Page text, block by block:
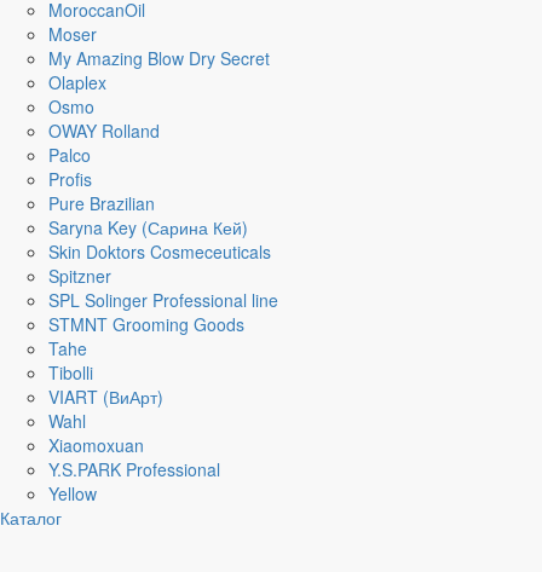
MoroccanOil
Moser
My Amazing Blow Dry Secret
Olaplex
Osmo
OWAY Rolland
Palco
Profis
Pure Brazilian
Saryna Key (Сарина Кей)
Skin Doktors Cosmeceuticals
Spitzner
SPL Solinger Professional line
STMNT Grooming Goods
Tahe
Tibolli
VIART (ВиАрт)
Wahl
Xiaomoxuan
Y.S.PARK Professional
Yellow
Каталог